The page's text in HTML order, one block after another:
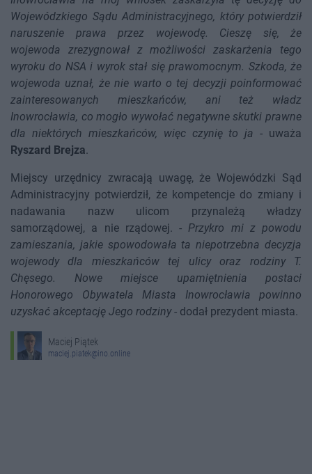
Wojewódzkiego Sądu Administracyjnego, który potwierdził
naruszenie prawa przez wojewodę. Cieszę się, że
wojewoda zrezygnował z możliwości zaskarżenia tego
wyroku do NSA i wyrok stał się prawomocnym. Szkoda, że
wojewoda uznał, że nie warto o tej decyzji poinformować
zainteresowanych mieszkańców, ani też władz
Inowrocławia, co mogło wywołać negatywne skutki prawne
dla niektórych mieszkańców, więc czynię to ja - uważa
Ryszard Brejza.
Miejscy urzędnicy zwracają uwagę, że Wojewódzki Sąd
Administracyjny potwierdził, że kompetencje do zmiany i
nadawania nazw ulicom przynależą władzy
samorządowej, a nie rządowej. -Przykro mi z powodu
zamieszania, jakie spowodowała ta niepotrzebna decyzja
wojewody dla mieszkańców tej ulicy oraz rodziny T.
Chęsego. Nowe miejsce upamiętnienia postaci
Honorowego Obywatela Miasta Inowrocławia powinno
uzyskać akceptację Jego rodziny- dodał prezydent miasta.
Maciej Piątek
maciej.piatek@ino.online